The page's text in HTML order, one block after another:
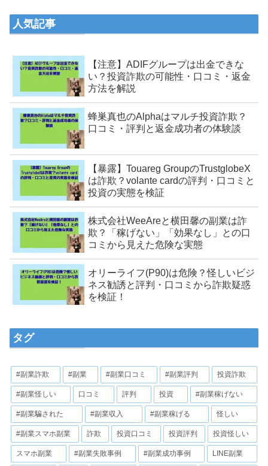
人気記事
【注意】ADIFグループは出金できな
い？投資詐欺の可能性・口コミ・返金
方法を解説
蜂巣真也のAlphaはマルチ投資詐欺？
口コミ・評判と返金成功者の体験談
【暴露】Touareg GroupのTrustglobeX
は詐欺？volante cardの評判・口コミと
投資の実態を検証
株式会社WeeAreと横田馨の副業は詐
欺？「稼げない」「効果なし」との口
コミから見えた危険な実態
オリーライフ(P90)は危険？怪しいビジ
ネス勧誘と評判・口コミから詐欺疑惑
を検証！
タグ
#副業詐欺 #副業 #副業口コミ #副業評判 投資詐欺
#副業怪しい 口コミ 評判 投資 #副業稼げない
#副業騙された #副業収入 #副業稼げる 怪しい
#副業スマホ副業 詐欺 投資口コミ 投資評判 投資怪しい
スマホ副業 #副業失敗事例 #副業成功事例 LINE副業